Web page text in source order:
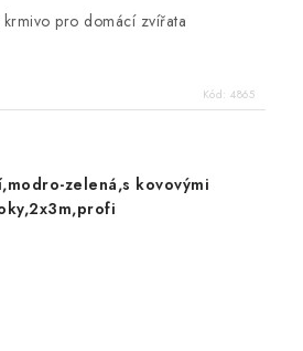
pro domácí zvířata
Kód: 4865
zelená,s kovovými